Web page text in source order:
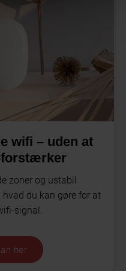
wifi – uden at
forstærker
zoner og ustabil
du kan gøre for at
signal.
her